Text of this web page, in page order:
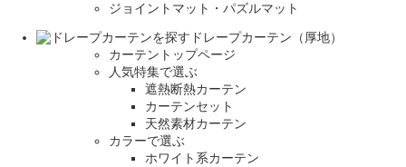
ジョイントマット・パズルマット
ドレープカーテン（厚地）
カーテントップページ
人気特集で選ぶ
遮熱断熱カーテン
カーテンセット
天然素材カーテン
カラーで選ぶ
ホワイト系カーテン